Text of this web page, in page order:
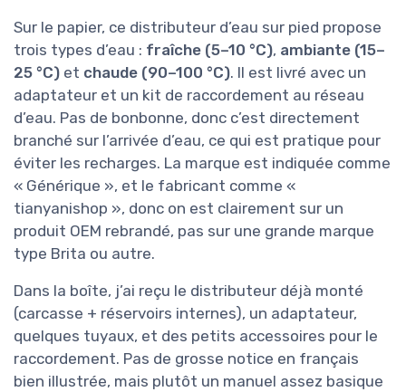
Sur le papier, ce distributeur d’eau sur pied propose
trois types d’eau : fraîche (5–10 °C), ambiante (15–
25 °C) et chaude (90–100 °C). Il est livré avec un
adaptateur et un kit de raccordement au réseau
d’eau. Pas de bonbonne, donc c’est directement
branché sur l’arrivée d’eau, ce qui est pratique pour
éviter les recharges. La marque est indiquée comme
« Générique », et le fabricant comme «
tianyanishop », donc on est clairement sur un
produit OEM rebrandé, pas sur une grande marque
type Brita ou autre.
Dans la boîte, j’ai reçu le distributeur déjà monté
(carcasse + réservoirs internes), un adaptateur,
quelques tuyaux, et des petits accessoires pour le
raccordement. Pas de grosse notice en français
bien illustrée, mais plutôt un manuel assez basique